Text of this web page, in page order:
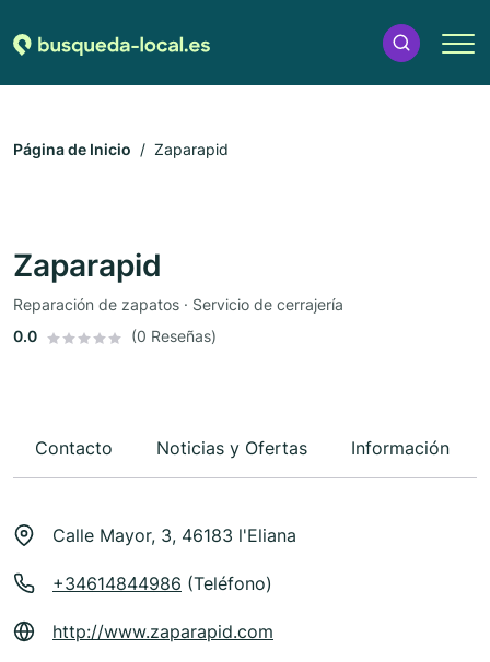
Página de Inicio Zaparapid
Zaparapid
Reparación de zapatos · Servicio de cerrajería
0.0
(0 Reseñas)
Contacto Noticias y Ofertas Información
Calle Mayor, 3, 46183 l'Eliana
+34614844986 (Teléfono)
http://www.zaparapid.com